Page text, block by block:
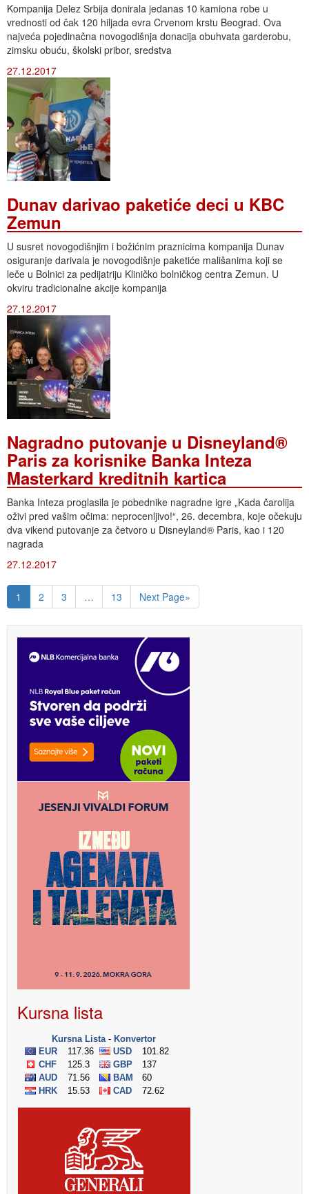
Kompanija Delez Srbija donirala jedanas 10 kamiona robe u
vrednosti od čak 120 hiljada evra Crvenom krstu Beograd. Ova
najveća pojedinačna novogodišnja donacija obuhvata garderobu,
zimsku obuću, školski pribor, sredstva
27.12.2017
Dunav darivao paketiće deci u KBC
Zemun
U susret novogodišnjim i božićnim praznicima kompanija Dunav
osiguranje darivala je novogodišnje paketiće mališanima koji se
leče u Bolnici za pedijatriju Kliničko bolničkog centra Zemun. U
okviru tradicionalne akcije kompanija
27.12.2017
Nagradno putovanje u Disneyland®
Paris za korisnike Banka Inteza
Masterkard kreditnih kartica
Banka Inteza proglasila je pobednike nagradne igre „Kada čarolija
oživi pred vašim očima: neprocenljivo!“, 26. decembra, koje očekuju
dva vikend putovanje za četvoro u Disneyland® Paris, kao i 120
nagrada
27.12.2017
1 2 3 … 13 Next Page»
Kursna lista